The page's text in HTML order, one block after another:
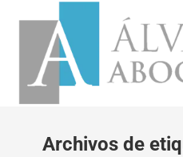
Archivos de